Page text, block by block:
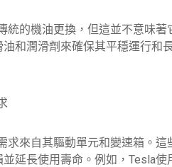
統的機油更換，但這並不意味
和潤滑劑來確保其平穩運行和
求來自其驅動單元和變速箱。
延長使用壽命。例如，Tesla